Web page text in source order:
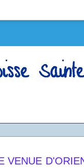
VENUE